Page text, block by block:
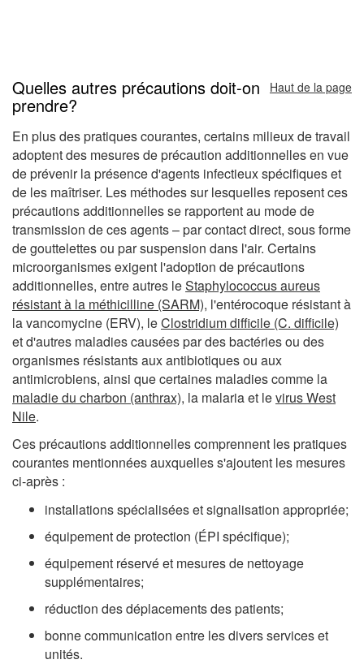
Quelles autres précautions doit-on
prendre?
Haut de la page
En plus des pratiques courantes, certains milieux de travail
adoptent des mesures de précaution additionnelles en vue
de prévenir la présence d'agents infectieux spécifiques et
de les maîtriser. Les méthodes sur lesquelles reposent ces
précautions additionnelles se rapportent au mode de
transmission de ces agents – par contact direct, sous forme
de gouttelettes ou par suspension dans l'air. Certains
microorganismes exigent l'adoption de précautions
additionnelles, entre autres leStaphylococcus aureus
résistant à la méthicilline (SARM), l'entérocoque résistant à
la vancomycine (ERV), leClostridium difficile (C. difficile)
et d'autres maladies causées par des bactéries ou des
organismes résistants aux antibiotiques ou aux
antimicrobiens, ainsi que certaines maladies comme la
maladie du charbon (anthrax), la malaria et levirus West
Nile.
Ces précautions additionnelles comprennent les pratiques
courantes mentionnées auxquelles s'ajoutent les mesures
ci-après :
installations spécialisées et signalisation appropriée;
équipement de protection (ÉPI spécifique);
équipement réservé et mesures de nettoyage
supplémentaires;
réduction des déplacements des patients;
bonne communication entre les divers services et
unités.